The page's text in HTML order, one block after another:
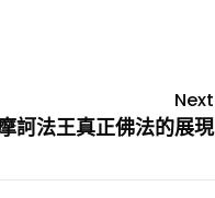
Next
訶法王真正佛法的展現